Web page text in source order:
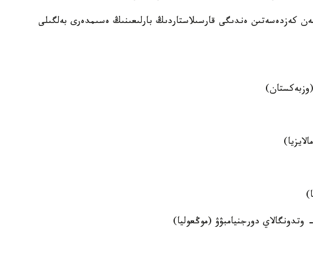
كەزدەسەتىن ەندىگى قارسىلاستاردىڭ بارلىعىنىڭ ەسىمدەرى بەلگىلى